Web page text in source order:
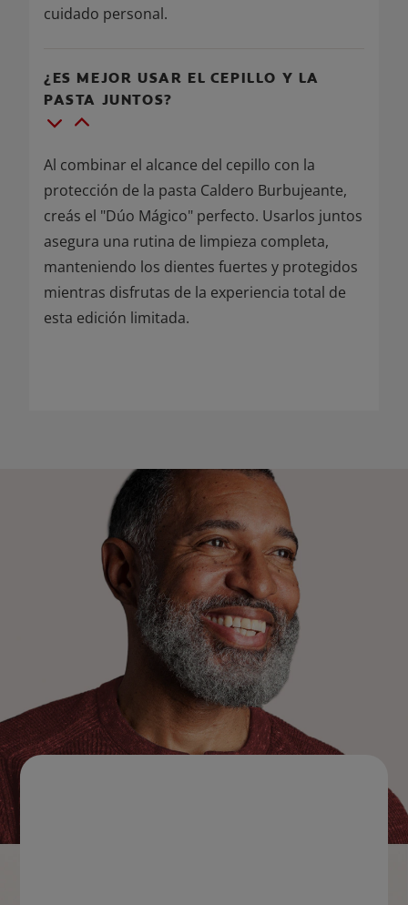
cuidado personal.
¿ES MEJOR USAR EL CEPILLO Y LA
PASTA JUNTOS?
Al combinar el alcance del cepillo con la
protección de la pasta Caldero Burbujeante,
creás el "Dúo Mágico" perfecto. Usarlos juntos
asegura una rutina de limpieza completa,
manteniendo los dientes fuertes y protegidos
mientras disfrutas de la experiencia total de
esta edición limitada.